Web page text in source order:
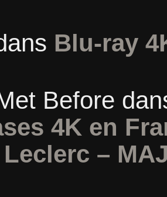
Blu-ray
Before
4K en
–